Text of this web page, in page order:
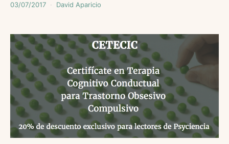
03/07/2017 David Aparicio